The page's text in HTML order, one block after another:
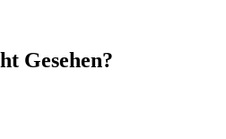
Gesehen?